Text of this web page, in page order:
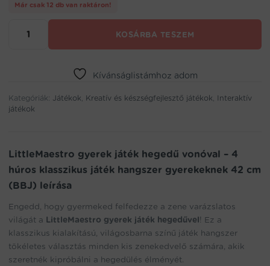
Már csak 12 db van raktáron!
gyerek
4
húros
gyerekeknek
42
cm
mennyiség
KOSÁRBA TESZEM
Kívánságlistámhoz adom
Kategóriák: Játékok, Kreatív és készségfejlesztő játékok, Interaktív
játékok
LittleMaestro gyerek játék hegedű vonóval – 4
húros klasszikus játék hangszer gyerekeknek 42 cm
(BBJ) leírása
Engedd, hogy gyermeked felfedezze a zene varázslatos
világát a LittleMaestro gyerek játék hegedűvel! Ez a
klasszikus kialakítású, világosbarna színű játék hangszer
tökéletes választás minden kis zenekedvelő számára, akik
szeretnék kipróbálni a hegedülés élményét.